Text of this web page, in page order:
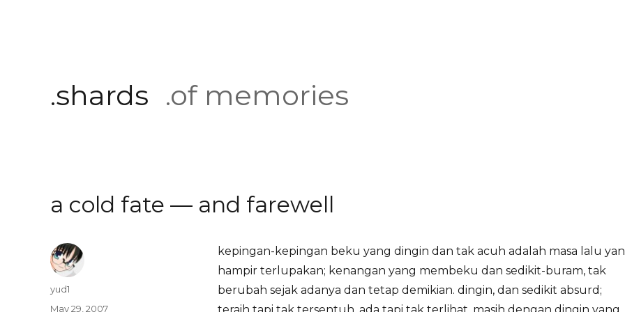
.shards .of memories
a cold fate — and farewell
kepingan-kepingan beku yang dingin dan tak acuh adalah masa lalu
hampir terlupakan; kenangan yang membeku dan sedikit-buram, tak
berubah sejak adanya dan tetap demikian. dingin, dan sedikit absurd;
teraih tapi tak tersentuh, ada tapi tak terlihat. masih dengan dingin yang
Author
yud1
Posted
May 29, 2007